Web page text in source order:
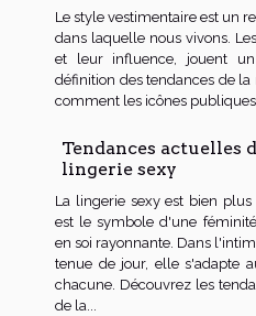
Le style vestimentaire est un
dans laquelle nous vivons.
et leur influence, jouent
définition des tendances de la
comment les icônes
Tendances actuelles
lingerie sexy
La lingerie sexy est bien
est le symbole d'une
en soi rayonnante. Dans
tenue de jour, elle s'adapte
chacune. Découvrez les
de la...